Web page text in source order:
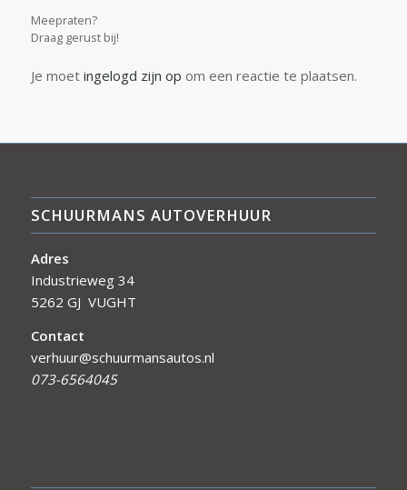
Meepraten?
Draag gerust bij!
Je moet ingelogd zijn op om een reactie te plaatsen.
SCHUURMANS AUTOVERHUUR
Adres
Industrieweg 34
5262 GJ VUGHT
Contact
verhuur@schuurmansautos.nl
073-6564045